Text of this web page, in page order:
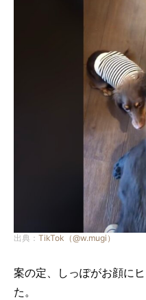
出典： TikTok（@w.mugi）
案の定、しっぽがお顔に
た。